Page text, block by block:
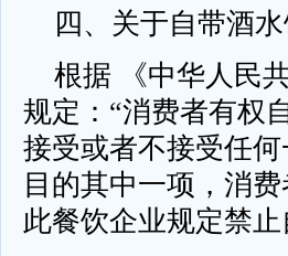
四、关于自带酒水
根据 《中华人民
规定：“消费者有权
接受或者不接受任
目的其中一项，消
此餐饮企业规定禁